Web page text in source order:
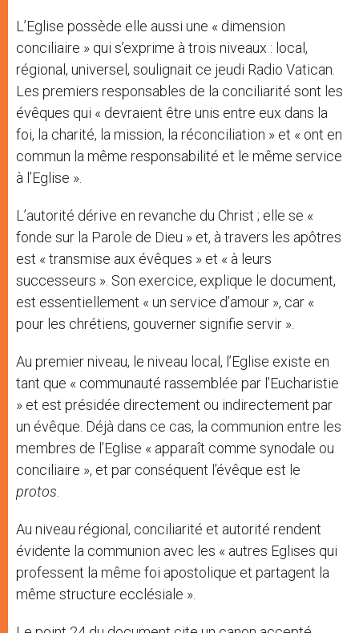
L’Eglise possède elle aussi une « dimension
conciliaire » qui s’exprime à trois niveaux : local,
régional, universel, soulignait ce jeudi Radio Vatican.
Les premiers responsables de la conciliarité sont les
évêques qui « devraient être unis entre eux dans la
foi, la charité, la mission, la réconciliation » et « ont en
commun la même responsabilité et le même service
à l’Eglise ».
L’autorité dérive en revanche du Christ ; elle se «
fonde sur la Parole de Dieu » et, à travers les apôtres
est « transmise aux évêques » et « à leurs
successeurs ». Son exercice, explique le document,
est essentiellement « un service d’amour », car «
pour les chrétiens, gouverner signifie servir ».
Au premier niveau, le niveau local, l’Eglise existe en
tant que « communauté rassemblée par l’Eucharistie
» et est présidée directement ou indirectement par
un évêque. Déjà dans ce cas, la communion entre les
membres de l’Eglise « apparaît comme synodale ou
conciliaire », et par conséquent l’évêque est le
protos
Au niveau régional, conciliarité et autorité rendent
évidente la communion avec les « autres Eglises qui
professent la même foi apostolique et partagent la
même structure ecclésiale ».